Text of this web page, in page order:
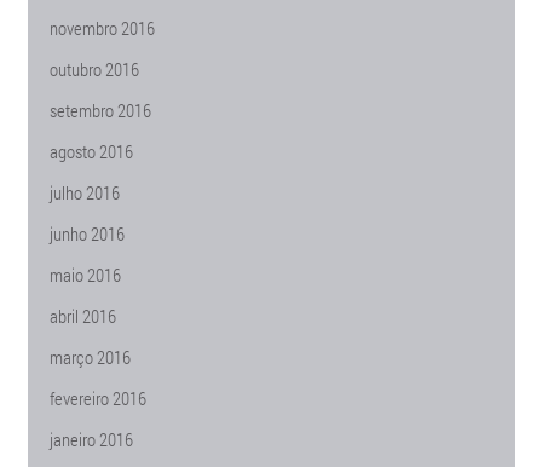
novembro 2016
outubro 2016
setembro 2016
agosto 2016
julho 2016
junho 2016
maio 2016
abril 2016
março 2016
fevereiro 2016
janeiro 2016